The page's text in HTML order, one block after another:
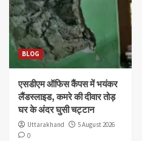
BLOG
एसडीएम ऑफिस कैंपस में भयंकर
लैंडस्लाइड, कमरे की दीवार तोड़
घर के अंदर घुसी चट्टान
Uttarakhand
5 August 2026
0